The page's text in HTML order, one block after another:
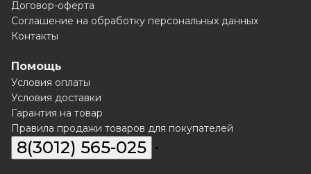
Договор-оферта
Соглашение на обработку персональных данных
Контакты
Помощь
Условия оплаты
Условия доставки
Гарантия на товар
Правила продажи товаров для покупателей
8(3012) 565-025